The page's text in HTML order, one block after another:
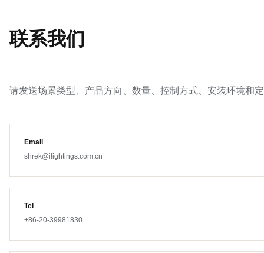
联系我们
请发送场景类型、产品方向、数量、控制方式、安装环境和
Email
shrek@ilightings.com.cn
Tel
+86-20-39981830